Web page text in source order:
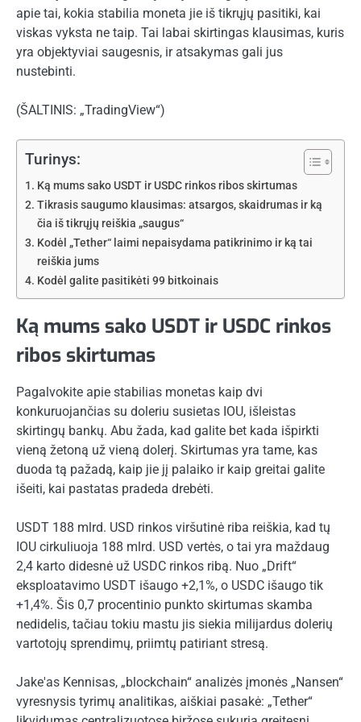
apie tai, kokia stabilia moneta jie iš tikrųjų pasitiki, kai
viskas vyksta ne taip. Tai labai skirtingas klausimas, kuris
yra objektyviai saugesnis, ir atsakymas gali jus
nustebinti.
(ŠALTINIS: „TradingView“)
Turinys:
Ką mums sako USDT ir USDC rinkos ribos skirtumas
Tikrasis saugumo klausimas: atsargos, skaidrumas ir ką
čia iš tikrųjų reiškia „saugus“
Kodėl „Tether“ laimi nepaisydama patikrinimo ir ką tai
reiškia jums
Kodėl galite pasitikėti 99 bitkoinais
Ką mums sako USDT ir USDC rinkos
ribos skirtumas
Pagalvokite apie stabilias monetas kaip dvi
konkuruojančias su doleriu susietas IOU, išleistas
skirtingų bankų. Abu žada, kad galite bet kada išpirkti
vieną žetoną už vieną dolerį. Skirtumas yra tame, kas
duoda tą pažadą, kaip jie jį palaiko ir kaip greitai galite
išeiti, kai pastatas pradeda drebėti.
USDT 188 mlrd. USD rinkos viršutinė riba reiškia, kad tų
IOU cirkuliuoja 188 mlrd. USD vertės, o tai yra maždaug
2,4 karto didesnė už USDC rinkos ribą. Nuo „Drift“
eksploatavimo USDT išaugo +2,1%, o USDC išaugo tik
+1,4%. Šis 0,7 procentinio punkto skirtumas skamba
nedidelis, tačiau tokiu mastu jis siekia milijardus dolerių
vartotojų sprendimų, priimtų patiriant stresą.
Jake'as Kennisas, „blockchain“ analizės įmonės „Nansen“
vyresnysis tyrimų analitikas, aiškiai pasakė: „Tether“